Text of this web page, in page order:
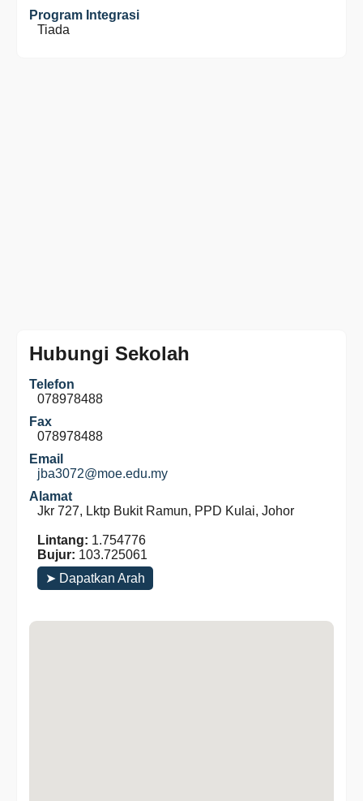
Program Integrasi
Tiada
Hubungi Sekolah
Telefon
078978488
Fax
078978488
Email
jba3072@moe.edu.my
Alamat
Jkr 727, Lktp Bukit Ramun, PPD Kulai, Johor
Lintang: 1.754776
Bujur: 103.725061
➤ Dapatkan Arah